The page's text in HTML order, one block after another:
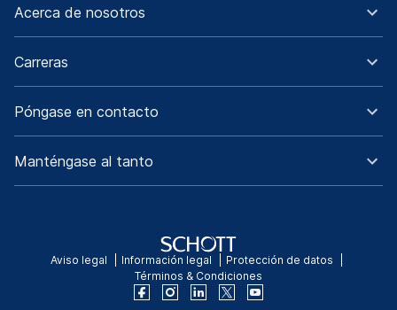
Acerca de nosotros
Carreras
Póngase en contacto
Manténgase al tanto
Aviso legal Información legal
Protección de datos
Términos & Condiciones